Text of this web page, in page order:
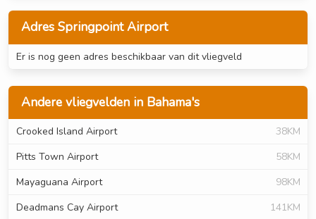
Adres Springpoint Airport
Er is nog geen adres beschikbaar van dit vliegveld
Andere vliegvelden in Bahama's
Crooked Island Airport
38KM
Pitts Town Airport
58KM
Mayaguana Airport
98KM
Deadmans Cay Airport
141KM